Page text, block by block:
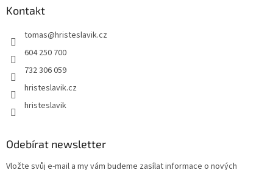
Kontakt
tomas@hristeslavik.cz
604 250 700
732 306 059
hristeslavik.cz
hristeslavik
Odebírat newsletter
Vložte svůj e-mail a my vám budeme zasílat informace o nových